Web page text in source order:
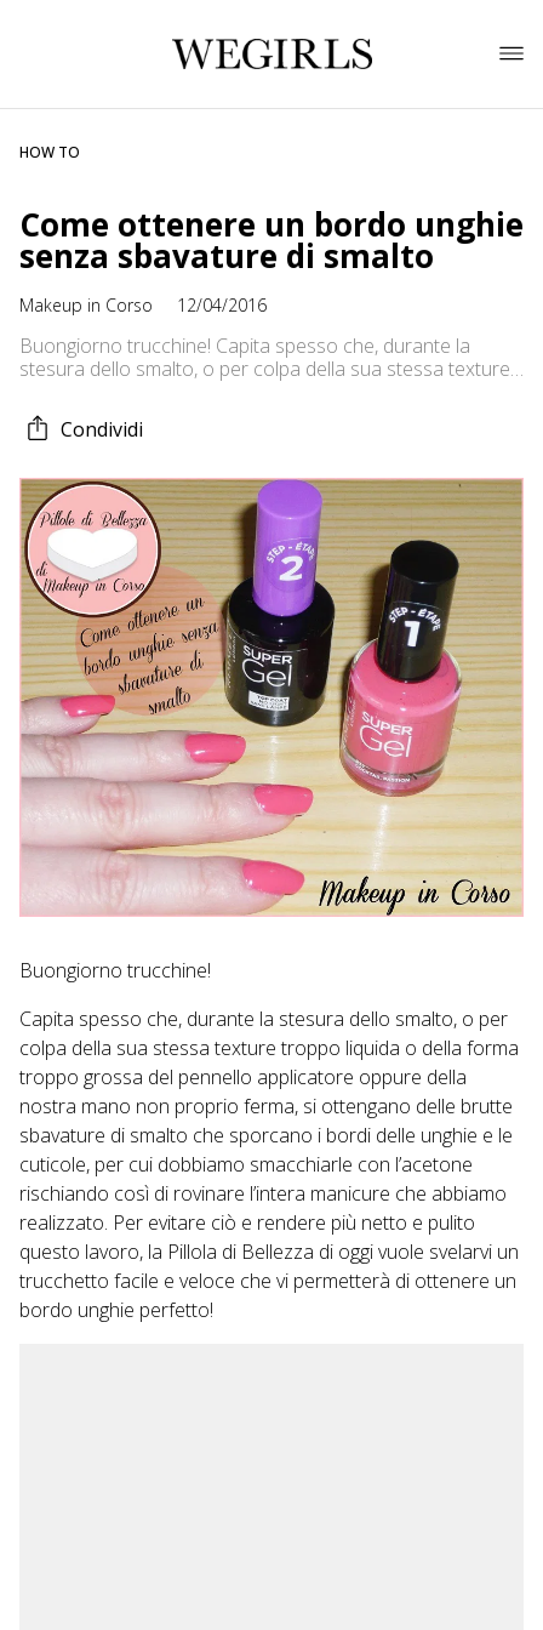
HOW TO
Come ottenere un bordo unghie
senza sbavature di smalto
Makeup in Corso 12/04/2016
Buongiorno trucchine! Capita spesso che, durante la
stesura dello smalto, o per colpa della sua stessa texture
applicatore oppure della nostra mano non proprio ferma,
si ottengano delle brutte sbavature di smalto che
dobbiamo smacchiarle con […]
Condividi
Buongiorno trucchine!
Capita spesso che, durante la stesura dello smalto, o per
colpa della sua stessa texture troppo liquida o della forma
troppo grossa del pennello applicatore oppure della
nostra mano non proprio ferma, si ottengano delle brutte
sbavature di smalto che sporcano i bordi delle unghie e le
cuticole, per cui dobbiamo smacchiarle con l’acetone
rischiando così di rovinare l’intera manicure che abbiamo
realizzato. Per evitare ciò e rendere più netto e pulito
questo lavoro, la Pillola di Bellezza di oggi vuole svelarvi un
trucchetto facile e veloce che vi permetterà di ottenere un
bordo unghie perfetto!